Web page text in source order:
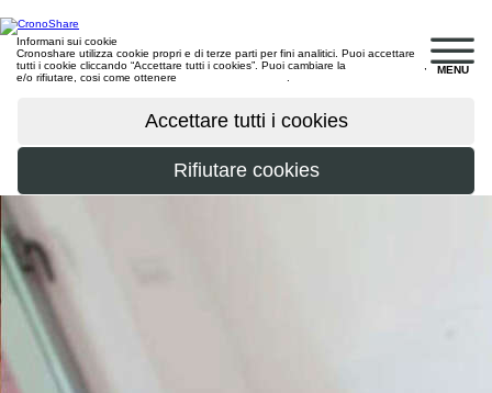
MENU
Informani sui cookie
Cronoshare utilizza cookie propri e di terze parti per fini analitici. Puoi accettare
tutti i cookie cliccando “Accettare tutti i cookies”. Puoi cambiare la
e/o rifiutare, cosi come ottenere